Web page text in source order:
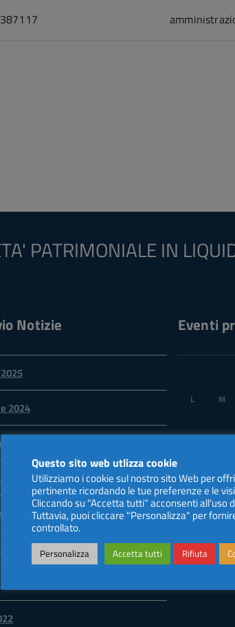
PATRIMONIALE IN
Notizie
2024
2024
Eventi
L M
3
4
17
18
24
25
31
« Gen
Questo sito web utlizza cookie
Utilizziamo i cookie sul nostro sito Web per
pertinente ricordando le tue preferenze e le
Cliccando su "Accetta tutti" acconsenti all'uso
Tuttavia, puoi cliccare "Personalizza" per
controllato.
Personalizza Accetta tutti Rifiuta